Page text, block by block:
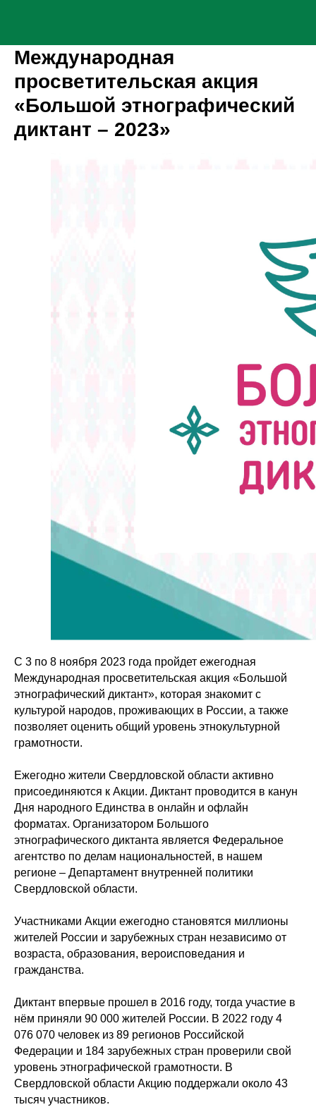
Международная
просветительская акция
«Большой этнографический
диктант – 2023»
С 3 по 8 ноября 2023 года пройдет ежегодная
Международная просветительская акция «Большой
этнографический диктант», которая знакомит с
культурой народов, проживающих в России, а также
позволяет оценить общий уровень этнокультурной
грамотности.
Ежегодно жители Свердловской области активно
присоединяются к Акции. Диктант проводится в канун
Дня народного Единства в онлайн и офлайн
форматах. Организатором Большого
этнографического диктанта является Федеральное
агентство по делам национальностей, в нашем
регионе – Департамент внутренней политики
Свердловской области.
Участниками Акции ежегодно становятся миллионы
жителей России и зарубежных стран независимо от
возраста, образования, вероисповедания и
гражданства.
Диктант впервые прошел в 2016 году, тогда участие в
нём приняли 90 000 жителей России. В 2022 году 4
076 070 человек из 89 регионов Российской
Федерации и 184 зарубежных стран проверили свой
уровень этнографической грамотности. В
Свердловской области Акцию поддержали около 43
тысяч участников.